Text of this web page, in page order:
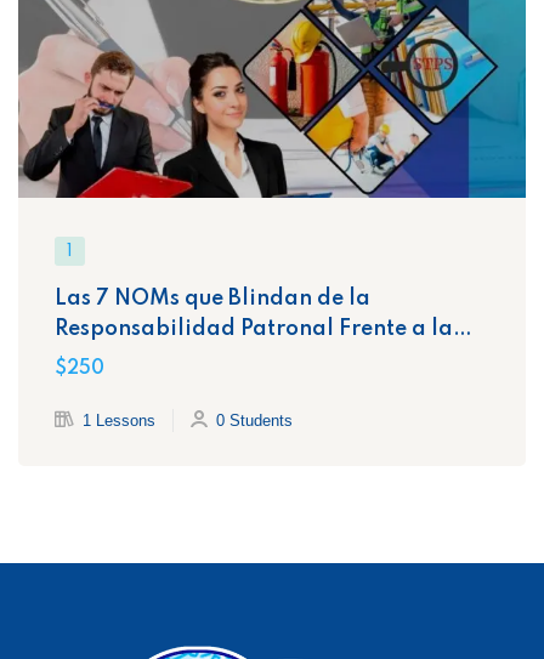
Las 7 NOMs que Blindan de la
Responsabilidad Patronal Frente a la
STPS
$250
1 Lessons 0 Students